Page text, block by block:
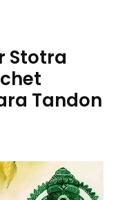
Stotra
Tandon